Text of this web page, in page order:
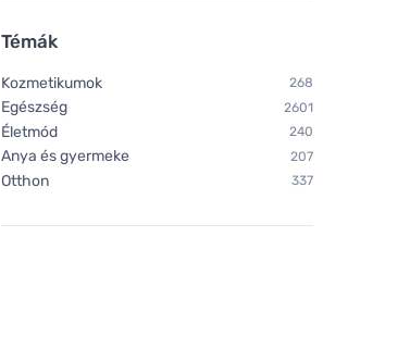
Témák
Kozmetikumok 268
Egészség 2601
Életmód 240
Anya és gyermeke 207
Otthon 337